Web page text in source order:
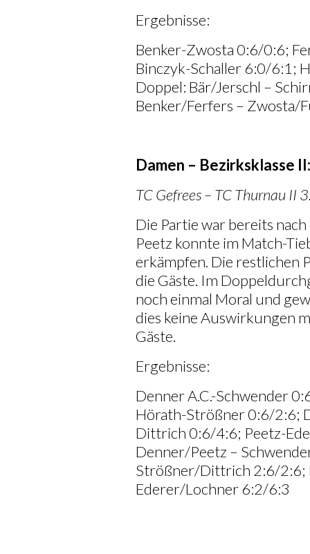
Ergebnisse:
Benker-Zwosta 0:6/0:6;
Binczyk-Schaller 6:0/6:1;
Doppel: Bär/Jerschl –
Benker/Ferfers – Zwosta/
Damen – Bezirksklasse II:
TC Gefrees – TC Thurnau II
Die Partie war bereits
Peetz konnte im Match-
erkämpfen. Die restlichen
die Gäste. Im
noch einmal Moral und
dies keine Auswirkungen
Gäste.
Ergebnisse:
Denner A.C.-Schwender
Hörath-Strößner 0:6/2:6;
Dittrich 0:6/4:6; Peetz-
Denner/Peetz –
Strößner/Dittrich 2:6/2:6;
Ederer/Lochner 6:2/6:3